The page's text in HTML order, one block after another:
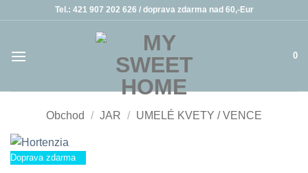
Tel.: 421 907 202 626 / doprava zdarma nad 60,-Eur
0
Obchod / JAR / UMELÉ KVETY / VENCE
Doprava zdarma